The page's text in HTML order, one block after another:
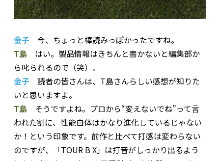
金子 今、ちょっと棒読みっぽかったですね。
T島 はい。製品情報はきちんと書かないと編集部か
ら叱られるので（笑）。
金子 読者の皆さんは、T島さんらしい感想が知りた
いと思いますよ。
T島 そうですよね。プロから“変えないでね”って言
われた割に、性能自体はかなり進化しているじゃない
か！という印象です。前作と比べて打感は変わらない
のですが、「TOUR B X」は打音がしっかり出るよう